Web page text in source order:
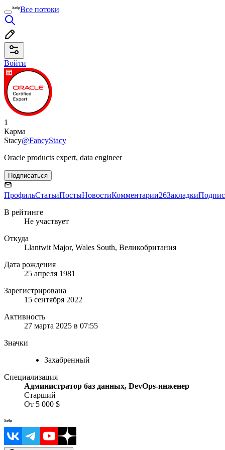
Все потоки
Войти
1
Карма
Stacy@FancyStacy
Oracle products expert, data engineer
Подписаться
ПрофильСтатьиПостыНовостиКомментарии26Закладки
В рейтинге
Не участвует
Откуда
Llantwit Major, Wales South, Великобритания
Дата рождения
25 апреля 1981
Зарегистрирована
15 сентября 2022
Активность
27 марта 2025 в 07:55
Значки
Захабренный
Специализация
Администратор баз данных, DevOps-инженер
Старший
От 5 000 $